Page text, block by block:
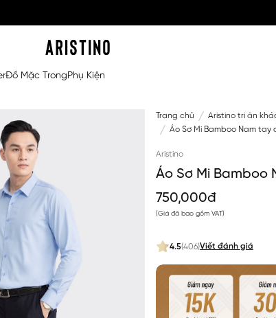
Đồ Mặc TrongPhụ Kiện
Trang chủ
Aristino tri ân
Áo Sơ Mi Bamboo Nam tay
Aristino
Áo Sơ Mi Bamboo
750,000đ
(Giá đã bao gồm VAT)
4.5(406)Viết đánh giá